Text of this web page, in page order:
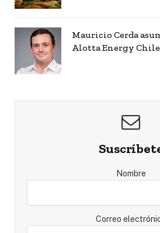
Mauricio Cerda
Alotta Energy Chile
Nombre
Correo